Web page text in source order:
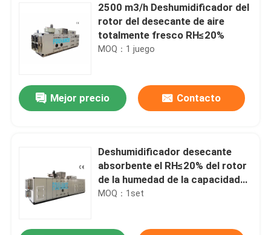
2500 m3/h Deshumidificador del
rotor del desecante de aire
totalmente fresco RH≤20%
MOQ：1 juego
Mejor precio Contacto
Deshumidificador desecante
absorbente el RH≤20% del rotor
de la humedad de la capacidad
grande
MOQ：1set